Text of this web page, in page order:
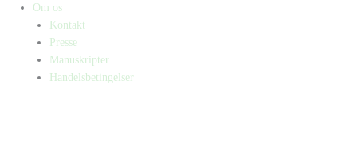
Om os
Kontakt
Presse
Manuskripter
Handelsbetingelser